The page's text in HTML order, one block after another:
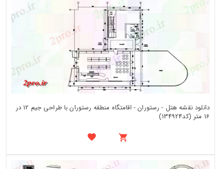
دانلود نقشه هتل - رستوران - اقامتگاه منطقه رستوران با طراحی جیم 12 در
16 متر (کد134924)